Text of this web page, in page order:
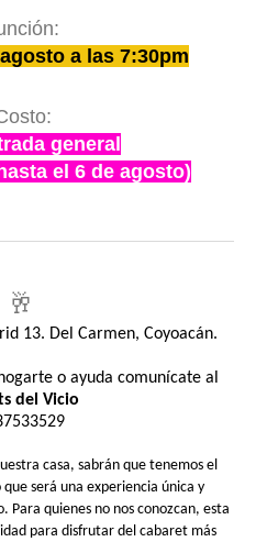
a las 7:30pm
general
el 6 de agosto)
🥂
13. Del Carmen, Coyoacán.
o ayuda comunícate al
del Vicio
casa, sabrán que tenemos el
será una experiencia única y
quienes no nos conozcan, esta
para disfrutar del cabaret más